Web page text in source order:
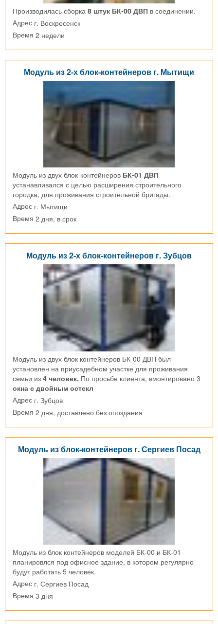
Производилась сборка 8 штук БК-00 ДВП в соединении.
Адрес г. Воскресенск
Время 2 недели
Модуль из 2-х блок-контейнеров г. Мытищи
Модуль из двух блок-контейнеров БК-01 ДВП
устанавливался с целью расширения строительного
городка, для проживания строительной бригады.
Адрес г. Мытищи
Время 2 дня, в срок
Модуль из 2-х блок-контейнеров г. Зубцов
Модуль из двух блок контейнеров БК-00 ДВП был
установлен на приусадебном участке для проживания
семьи из 4 человек. По просьбе клиента, вмонтировано 3
окна с двойным остекл
Адрес г. Зубцов
Время 2 дня, доставлено без опоздания
Модуль из блок-контейнеров г. Сергиев Посад
Модуль из блок контейнеров моделей БК-00 и БК-01
планировлся под офисное здание, в котором регулярно
будут работать 5 человек.
Адрес г. Сергиев Посад
Время 3 дня